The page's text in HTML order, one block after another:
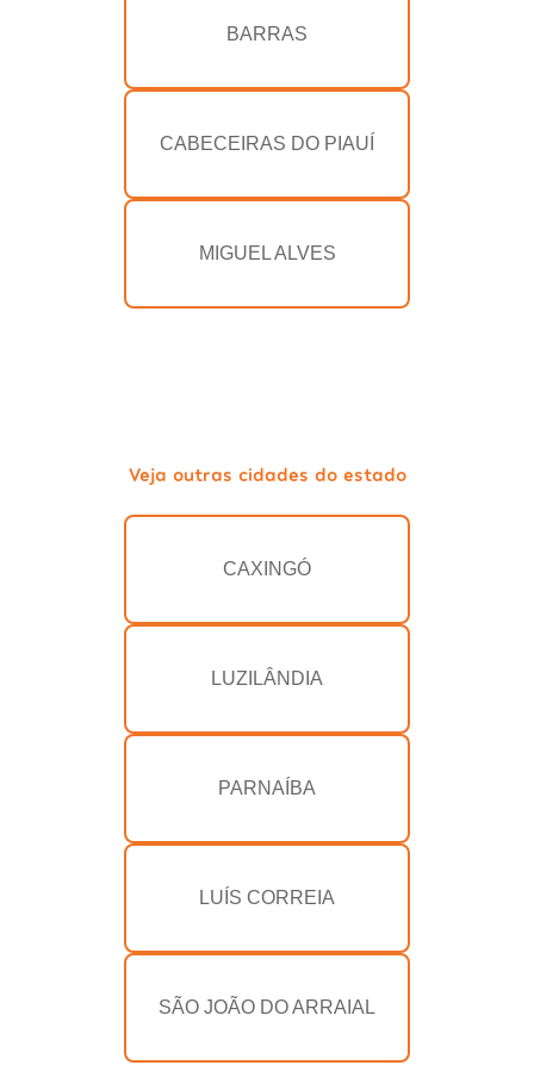
BARRAS
CABECEIRAS DO PIAUÍ
MIGUEL ALVES
Veja outras cidades do estado
CAXINGÓ
LUZILÂNDIA
PARNAÍBA
LUÍS CORREIA
SÃO JOÃO DO ARRAIAL